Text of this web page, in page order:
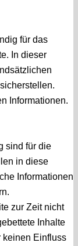
für das
In dieser
Informationen.
sind für die
in diese
Informationen
zur Zeit nicht
Inhalte
keinen Einfluss